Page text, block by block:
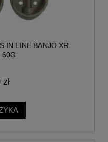
IN LINE BANJO XR
60G